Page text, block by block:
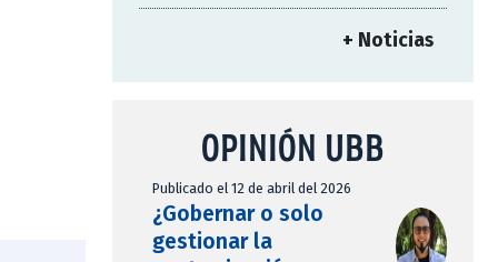
+ Noticias
OPINIÓN UBB
Publicado el 12 de abril del 2026
¿Gobernar o solo
gestionar la